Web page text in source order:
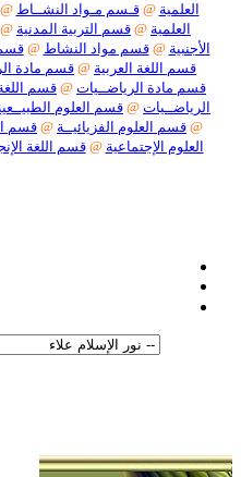
العلمية @قـسم مـواد النشــاط
العلمية @ قسم التربية المدنية @
الأجنبية @قسم مواد النشاط @قسم
قسم اللغة العربية @ قسم مادة
قسم مادة الرياضــيات @ قسم اللغة
الرياضــيات @ قسم العلوم
@ قسم العلوم الفزيائيــة @قسم
العلوم الإجتماعية @قسم اللغة